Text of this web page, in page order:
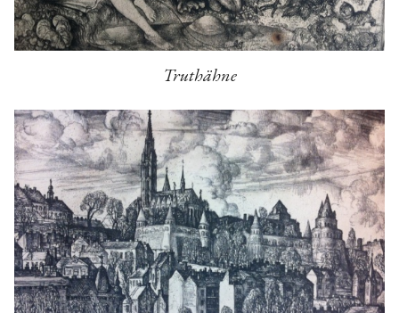
Truthähne